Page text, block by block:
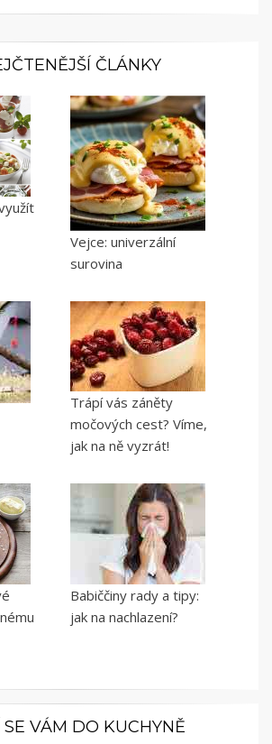
ČLÁNKY
Vejce: univerzální
surovina
Trápí vás záněty
močových cest? Víme,
jak na ně vyzrát!
Babiččiny rady a tipy:
jak na nachlazení?
VÁM DO KUCHYNĚ